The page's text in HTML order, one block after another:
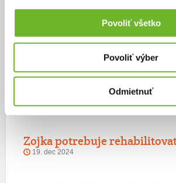
Povoliť všetko
Povoliť výber
Odmietnuť
Zojka potrebovala prísť domov, kde bude mať
spoločne zabojovali za lepší život pre Zojku.
Aktualizácie
Zojka potrebuje
19. dec 2024